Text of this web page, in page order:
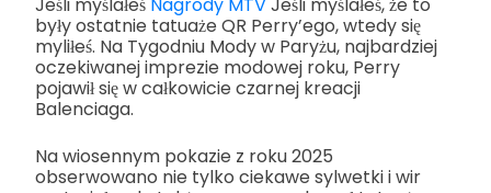
były ostatnie tatuaże QR Perry’ego, wtedy się
myliłeś. Na Tygodniu Mody w Paryżu, najbardziej
oczekiwanej imprezie modowej roku, Perry
pojawił się w całkowicie czarnej kreacji
Balenciaga.
Na wiosennym pokazie z roku 2025
obserwowano nie tylko ciekawe sylwetki i wir